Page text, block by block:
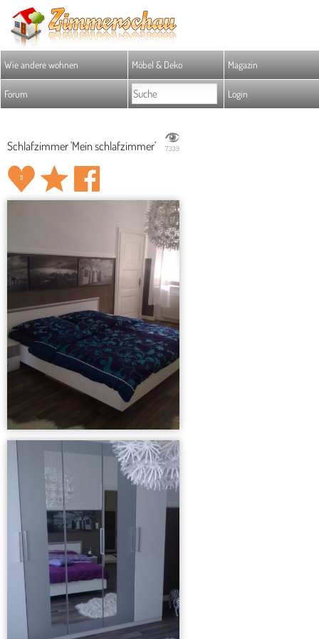
Wie andere wohnen Möbel & Deko Magazin
Forum Login
Schlafzimmer 'Mein schlafzimmer' 7.339
11